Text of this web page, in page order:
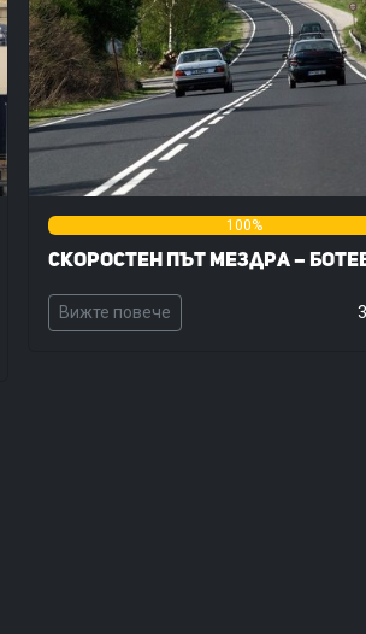
0% 100%
Скоростен път Мездра –
Вижте повече